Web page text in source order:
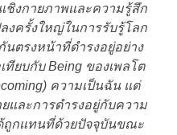
ชิงกายภาพและความรู้สึก
งครั้งใหญ่ในการรับรู้โลก
นตรงหน้าที่ดำรงอยู่อย่าง
ทียบกับ Being ของเพลโต
ความเป็นฉัน แต่
และการดำรงอยู่กับความ
ถูกแทนที่ด้วยปัจจุบันขณะ